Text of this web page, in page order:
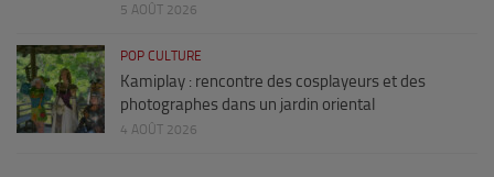
5 AOÛT 2026
POP CULTURE
Kamiplay : rencontre des cosplayeurs et des
photographes dans un jardin oriental
4 AOÛT 2026